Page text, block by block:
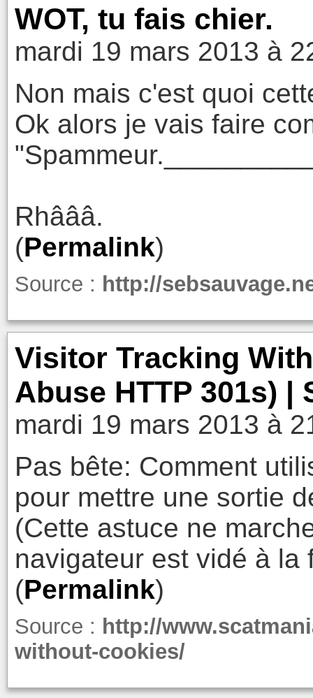
WOT, tu fais chier.
mardi 19 mars 2013 à
Non mais c'est quoi
Ok alors je vais faire
Rhâââ.
(Permalink)
Source : http://
Visitor Tracking
Abuse HTTP 301s) |
mardi 19 mars 2013 à
Pas bête: Comment
pour mettre une sortie
(Cette astuce ne
navigateur est vidé à la
(Permalink)
Source : http://
without-cookies/